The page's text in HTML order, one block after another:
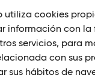
utiliza cookies
información con la
servicios, para
con sus
sus hábitos de